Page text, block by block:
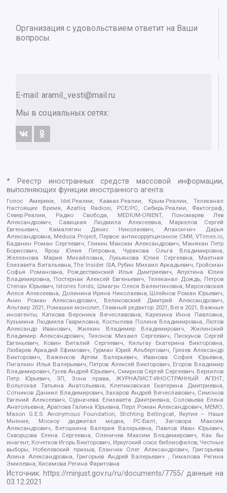
Организация с удовольствием ответит на Ваши
вопросы.
E-mail: aramil_vesti@mail.ru
Мы в социальных сетях:
* Реестр иностранных средств массовой информации,
выполняющих функции иностранного агента:
Голос Америки, Idel.Реалии, Кавказ.Реалии, Крым.Реалии, Телеканал
Настоящее Время, Azatliq Radiosi, PCE/PC, Сибирь.Реалии, Фактограф,
Север.Реалии, Радио Свобода, MEDIUM-ORIENT, Пономарев Лев
Александрович, Савицкая Людмила Алексеевна, Маркелов Сергей
Евгеньевич, Камалягин Денис Николаевич, Апахончич Дарья
Александровна, Medusa Project, Первое антикоррупционное СМИ, VTimes.io,
Баданин Роман Сергеевич, Гликин Максим Александрович, Маняхин Петр
Борисович, Ярош Юлия Петровна, Чуракова Ольга Владимировна,
Железнова Мария Михайловна, Лукьянова Юлия Сергеевна, Маетная
Елизавета Витальевна, The Insider SIA, Рубин Михаил Аркадьевич, Гройсман
Софья Романовна, Рождественский Илья Дмитриевич, Апухтина Юлия
Владимировна, Постернак Алексей Евгеньевич, Телеканал Дождь, Петров
Степан Юрьевич, Istories fonds, Шмагун Олеся Валентиновна, Мароховская
Алеся Алексеевна, Долинина Ирина Николаевна, Шлейнов Роман Юрьевич,
Анин Роман Александрович, Великовский Дмитрий Александрович,
Альтаир 2021, Ромашки монолит, Главный редактор 2021, Вега 2021, Важные
иноагенты, Каткова Вероника Вячеславовна, Карезина Инна Павловна,
Кузьмина Людмила Гавриловна, Костылева Полина Владимировна, Лютов
Александр Иванович, Жилкин Владимир Владимирович, Жилинский
Владимир Александрович, Тихонов Михаил Сергеевич, Пискунов Сергей
Евгеньевич, Ковин Виталий Сергеевич, Кильтау Екатерина Викторовна,
Любарев Аркадий Ефимович, Гурман Юрий Альбертович, Грезев Александр
Викторович, Важенков Артем Валерьевич, Иванова София Юрьевна,
Пигалкин Илья Валерьевич, Петров Алексей Викторович, Егоров Владимир
Владимирович, Гусев Андрей Юрьевич, Смирнов Сергей Сергеевич, Верзилов
Петр Юрьевич, ЗП, Зона права, ЖУРНАЛИСТ-ИНОСТРАННЫЙ АГЕНТ,
Вольтская Татьяна Анатольевна, Клепиковская Екатерина Дмитриевна,
Сотников Даниил Владимирович, Захаров Андрей Вячеславович, Симонов
Евгений Алексеевич, Сурначева Елизавета Дмитриевна, Соловьева Елена
Анатольевна, Арапова Галина Юрьевна, Перл Роман Александрович, МЕМО,
Mason G.E.S. Anonymous Foundation, Stichting Bellingcat, Якутия – Наше
Мнение, Москоу диджитал медиа, РС-Балт, Заговора Максим
Александрович, Ветошкина Валерия Валерьевна, Павлов Иван Юрьевич,
Скворцова Елена Сергеевна, Оленичев Максим Владимирович, Как бы
инагент, Кочетков Игорь Викторович, Иркутский союз библиофилов, Честные
выборы, Нобелевский призыв, Еланчик Олег Александрович, Григорьева
Алина Александровна, Григорьев Андрей Валерьевич , Гималова Регина
Эмилевна, Хисамова Регина Фаритовна
Источник: https://minjust.gov.ru/ru/documents/7755/ данные на
03.12.2021